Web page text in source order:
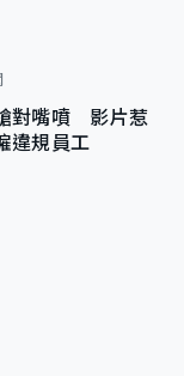
對嘴噴 影片惹
違規員工